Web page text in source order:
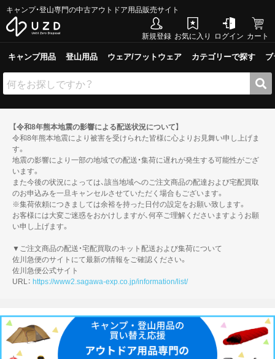
キャンプ・登山専門の中古アウトドア用品販売サイト
新規登録 お気に入り ログイン カート
キャンプ用品 登山用品 ウェア/フットウェア カテゴリーで探す
【令和8年熊本地震の影響による配送状況について】
令和8年熊本地震により被害を受けられた皆様に心よりお見舞い申し上げま
す。
地震の影響により一部の地域での配送・集荷に遅れが発生する可能性がござ
います。
また今後の状況によっては、該当地域へのご注文商品の配達および宅配買取
のお申込みを一旦キャンセルさせていただく場合もございます。
※集荷依頼につきましては余裕を持った日付の設定をお願い致します。
お客様には大変ご迷惑をおかけしますが、何卒ご理解くださいますようお願
い申し上げます。
▼ご注文商品の配送・宅配買取のキット配送および集荷について
佐川急便のサイトにて最新の情報をご確認ください。
佐川急便公式サイト
URL： https://www2.sagawa-exp.co.jp/information/list/